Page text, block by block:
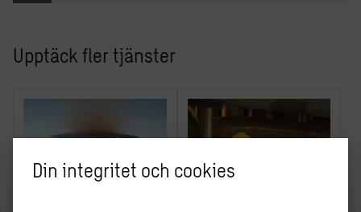
Din integritet och cookies
Upptäck fler tjänster